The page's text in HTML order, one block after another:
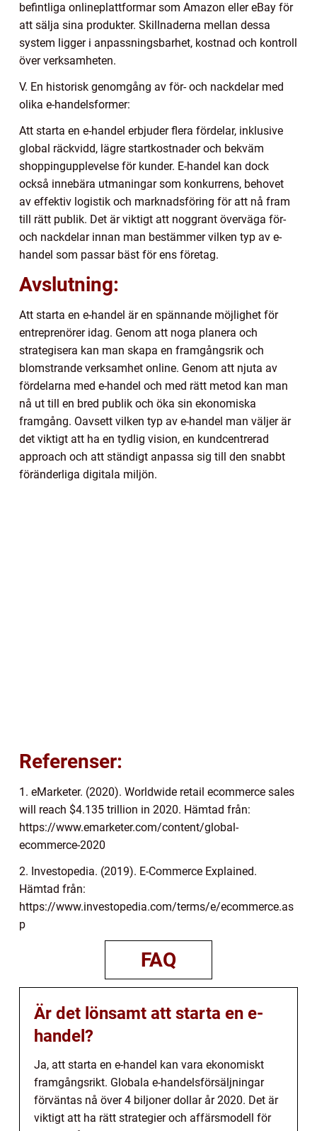
befintliga onlineplattformar som Amazon eller eBay för
att sälja sina produkter. Skillnaderna mellan dessa
system ligger i anpassningsbarhet, kostnad och kontroll
över verksamheten.
V. En historisk genomgång av för- och nackdelar med
olika e-handelsformer:
Att starta en e-handel erbjuder flera fördelar, inklusive
global räckvidd, lägre startkostnader och bekväm
shoppingupplevelse för kunder. E-handel kan dock
också innebära utmaningar som konkurrens, behovet
av effektiv logistik och marknadsföring för att nå fram
till rätt publik. Det är viktigt att noggrant överväga för-
och nackdelar innan man bestämmer vilken typ av e-
handel som passar bäst för ens företag.
Avslutning:
Att starta en e-handel är en spännande möjlighet för
entreprenörer idag. Genom att noga planera och
strategisera kan man skapa en framgångsrik och
blomstrande verksamhet online. Genom att njuta av
fördelarna med e-handel och med rätt metod kan man
nå ut till en bred publik och öka sin ekonomiska
framgång. Oavsett vilken typ av e-handel man väljer är
det viktigt att ha en tydlig vision, en kundcentrerad
approach och att ständigt anpassa sig till den snabbt
föränderliga digitala miljön.
Referenser:
1. eMarketer. (2020). Worldwide retail ecommerce sales
will reach $4.135 trillion in 2020. Hämtad från:
https://www.emarketer.com/content/global-
ecommerce-2020
2. Investopedia. (2019). E-Commerce Explained.
Hämtad från:
https://www.investopedia.com/terms/e/ecommerce.as
p
FAQ
Är det lönsamt att starta en e-
handel?
Ja, att starta en e-handel kan vara ekonomiskt
framgångsrikt. Globala e-handelsförsäljningar
förväntas nå över 4 biljoner dollar år 2020. Det är
viktigt att ha rätt strategier och affärsmodell för